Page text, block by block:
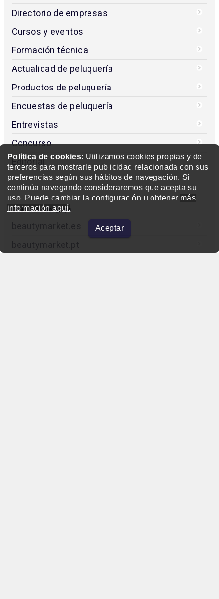
Política de cookies: Utilizamos cookies propias y de
terceros para mostrarle publicidad relacionada con sus
preferencias según sus hábitos de navegación. Si
continúa navegando consideraremos que acepta su
uso. Puede cambiar la configuración u obtener más
información aquí.
Aceptar
Directorio de empresas
Cursos y eventos
Formación técnica
Actualidad de peluquería
Productos de peluquería
Encuestas de peluquería
Entrevistas
Concurso
Editorial
Otras webs del grupo
beautymarket.es
beautymarket.pt